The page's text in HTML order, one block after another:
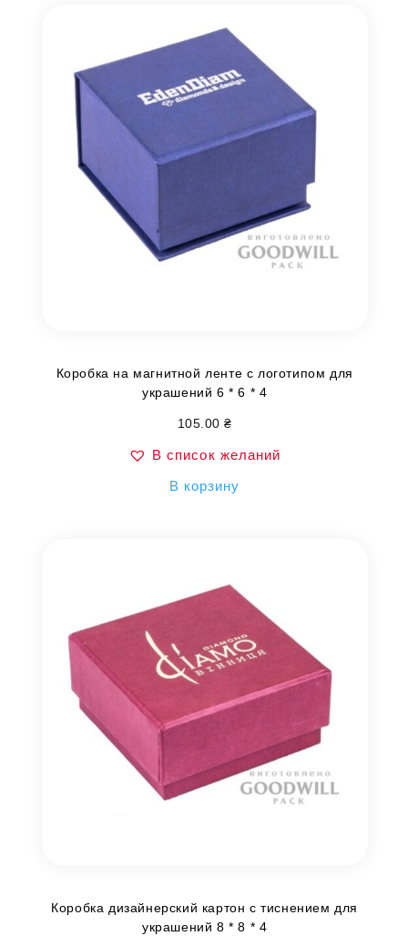
Коробка на магнитной ленте с логотипом для
украшений 6 * 6 * 4
105.00 ₴
В список желаний
В корзину
Коробка дизайнерский картон с тиснением для
украшений 8 * 8 * 4